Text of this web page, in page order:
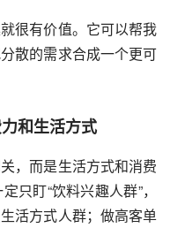
很有价值。它可以帮我
散的需求合成一个更可
和生活方式
，而是生活方式和消费
只盯“饮料兴趣人群”，
活方式人群；做高客单